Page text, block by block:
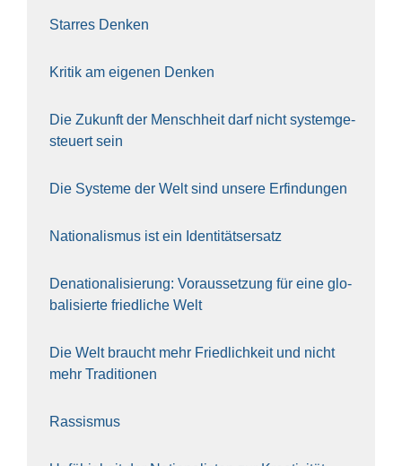
Star­res Den­ken
Kri­tik am eige­nen Den­ken
Die Zukunft der Mensch­heit darf nicht sys­tem­ge­
steu­ert sein
Die Sys­te­me der Welt sind unse­re Erfin­dun­gen
Natio­na­lis­mus ist ein Iden­ti­täts­er­satz
Dena­tio­na­li­sie­rung: Vor­aus­set­zung für eine glo­
ba­li­sier­te fried­li­che Welt
Die Welt braucht mehr Fried­lich­keit und nicht
mehr Tra­di­tio­nen
Ras­sis­mus